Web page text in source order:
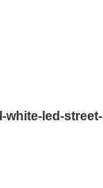
white-led-street-